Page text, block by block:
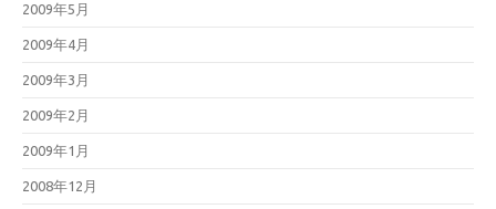
2009年5月
2009年4月
2009年3月
2009年2月
2009年1月
2008年12月